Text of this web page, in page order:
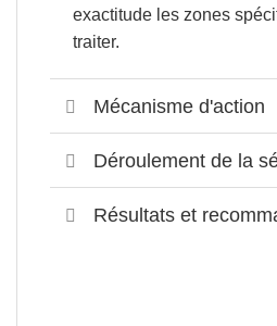
exactitude les zones
traiter.
Mécanisme d'action
Déroulement de la
Résultats et